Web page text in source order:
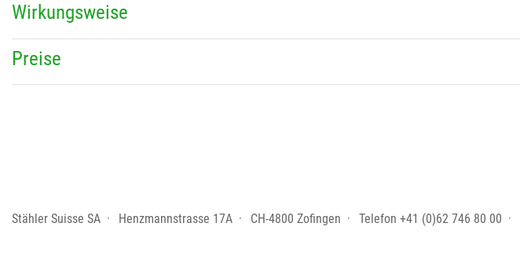
Wirkungsweise
Preise
Stähler Suisse SA Henzmannstrasse 17A CH-4800 Zofingen Telefon +41 (0)62 746 80 00